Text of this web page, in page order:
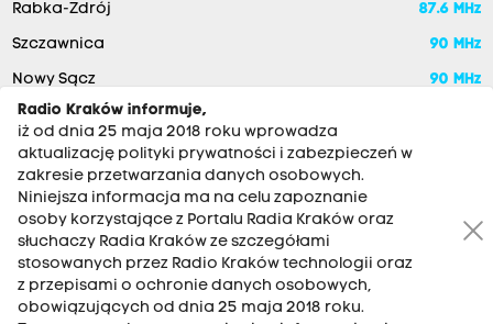
Rabka-Zdrój 87.6 MHz
Szczawnica 90 MHz
Nowy Sącz 90 MHz
RADIO KRAKÓW SA. Aleja Juliusza Słowackiego 22, 30-007
Kraków
Radio Kraków informuje,
iż od dnia 25 maja 2018 roku wprowadza
aktualizację polityki prywatności i zabezpieczeń w
zakresie przetwarzania danych osobowych.
Niniejsza informacja ma na celu zapoznanie
osoby korzystające z Portalu Radia Kraków oraz
słuchaczy Radia Kraków ze szczegółami
stosowanych przez Radio Kraków technologii oraz
z przepisami o ochronie danych osobowych,
obowiązujących od dnia 25 maja 2018 roku.